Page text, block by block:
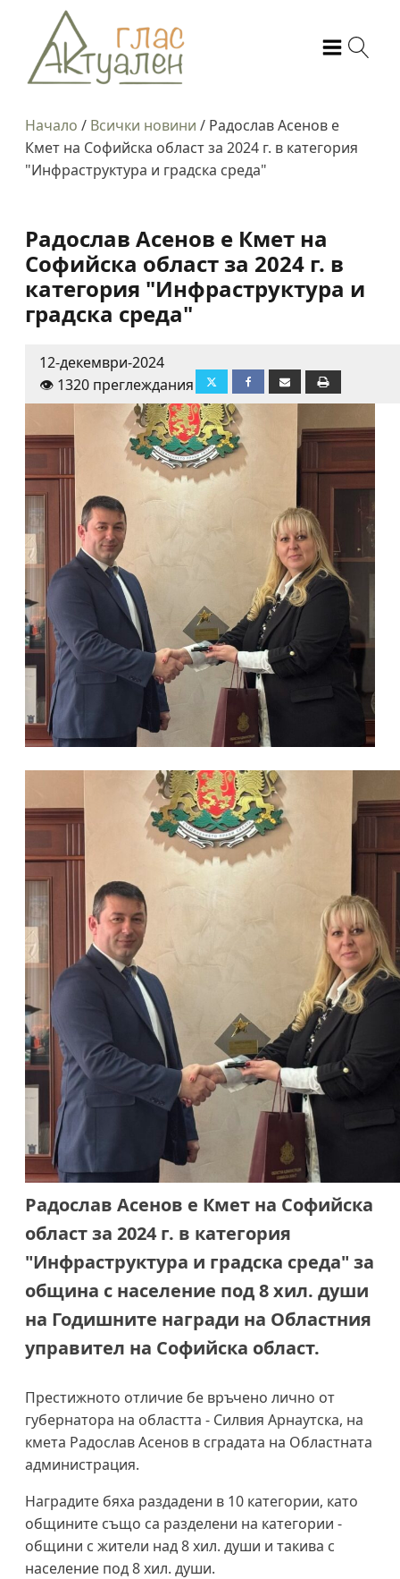
Начало / Всички новини / Радослав Асенов е
Кмет на Софийска област за 2024 г. в категория
"Инфраструктура и градска среда"
Радослав Асенов е Кмет на
Софийска област за 2024 г. в
категория "Инфраструктура и
градска среда"
12-декември-2024
👁️ 1320 преглеждания
Радослав Асенов е Кмет на Софийска
област за 2024 г. в категория
"Инфраструктура и градска среда" за
община с население под 8 хил. души
на Годишните награди на Областния
управител на Софийска област.
Престижното отличие бе връчено лично от
губернатора на областта - Силвия Арнаутска, на
кмета Радослав Асенов в сградата на Областната
администрация.
Наградите бяха раздадени в 10 категории, като
общините също са разделени на категории -
общини с жители над 8 хил. души и такива с
население под 8 хил. души.